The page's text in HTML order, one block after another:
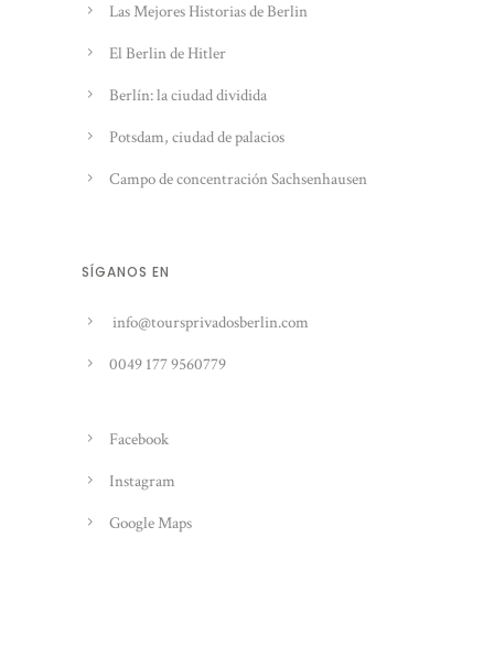
Las Mejores Historias de Berlin
El Berlin de Hitler
Berlín: la ciudad dividida
Potsdam, ciudad de palacios
Campo de concentración Sachsenhausen
SÍGANOS EN
info@toursprivadosberlin.com
0049 177 9560779
Facebook
Instagram
Google Maps